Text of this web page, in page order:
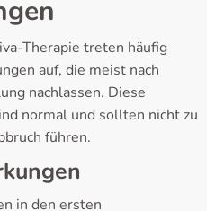
Therapie treten häufig
auf, die meist nach
nachlassen. Diese
normal und sollten nicht zu
führen.
in den ersten